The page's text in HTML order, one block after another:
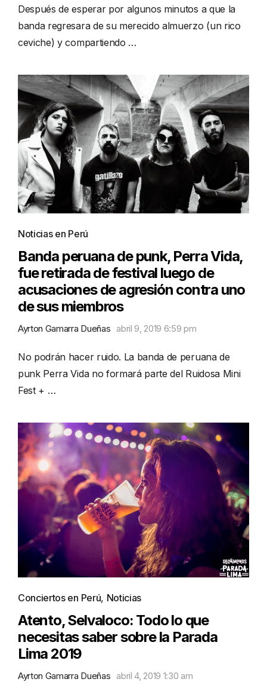
Después de esperar por algunos minutos a que la
banda regresara de su merecido almuerzo (un rico
ceviche) y compartiendo …
Noticias en Perú
Banda peruana de punk, Perra Vida,
fue retirada de festival luego de
acusaciones de agresión contra uno
de sus miembros
Ayrton Gamarra Dueñas abril 9, 2019 6:59 pm
No podrán hacer ruido. La banda de peruana de
punk Perra Vida no formará parte del Ruidosa Mini
Fest + …
Conciertos en Perú, Noticias
Atento, Selvaloco: Todo lo que
necesitas saber sobre la Parada
Lima 2019
Ayrton Gamarra Dueñas abril 4, 2019 1:30 am